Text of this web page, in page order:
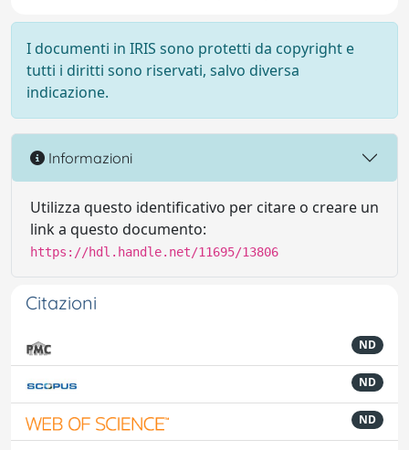
I documenti in IRIS sono protetti da copyright e
tutti i diritti sono riservati, salvo diversa
indicazione.
Informazioni
Utilizza questo identificativo per citare o creare un
link a questo documento:
https://hdl.handle.net/11695/13806
Citazioni
ND
ND
ND